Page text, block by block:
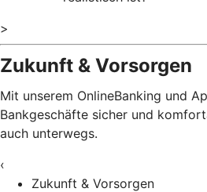
>
Zukunft & Vorsorgen
Mit unserem OnlineBanking und
Bankgeschäfte sicher und
auch unterwegs.
‹
Zukunft & Vorsorgen